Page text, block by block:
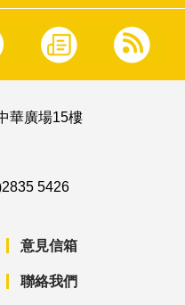
華廣場15樓
5426
意見信箱
聯絡我們